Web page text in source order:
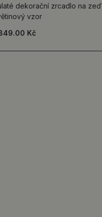
dekorační zrcadlo na zeď
vzor
Kč